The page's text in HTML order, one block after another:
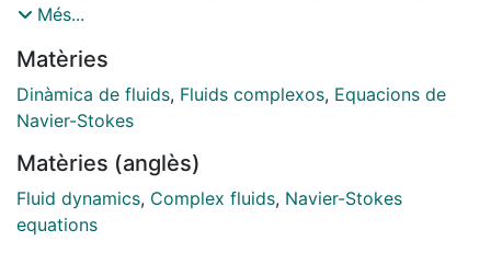
dimensional Navier-Stokes equations. In the
placed at the center of the cell, and the liquid-gas
interface is driven at a constant velocity. We study the
morphological differences between imbibition and
explore how the wetting properties of the constriction
affect the amount of liquid that remains trapped in the
draining process. We observe increasing remaining
Més...
Matèries
Dinàmica de fluids, Fluids complexos, Equacions de
Navier-Stokes
Matèries (anglès)
Fluid dynamics, Complex fluids, Navier-Stokes
equations